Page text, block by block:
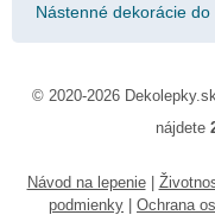
Nástenné dekorácie do
© 2020-2026
nájdete
Návod na lepenie|
podmienky
Ochrana